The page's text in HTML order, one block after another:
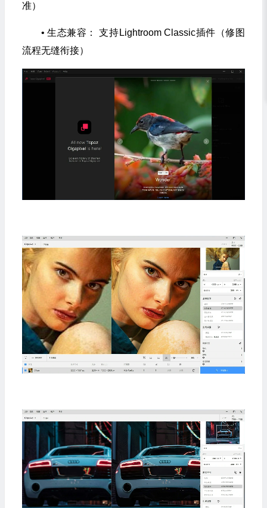
准）
• 生态兼容： 支持Lightroom Classic插件（修图
流程无缝衔接）